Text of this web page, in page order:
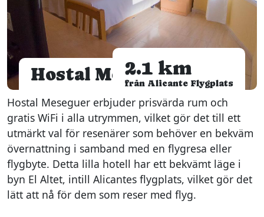
Hostal Meseguer
2.1 km
från Alicante Flygplats
Hostal Meseguer erbjuder prisvärda rum och
gratis WiFi i alla utrymmen, vilket gör det till ett
utmärkt val för resenärer som behöver en bekväm
övernattning i samband med en flygresa eller
flygbyte. Detta lilla hotell har ett bekvämt läge i
byn El Altet, intill Alicantes flygplats, vilket gör det
lätt att nå för dem som reser med flyg.